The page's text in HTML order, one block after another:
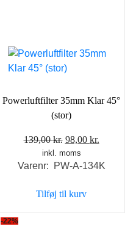
Powerluftfilter 35mm Klar 45°
(stor)
139,00kr. Den
oprindelige
pris
139,00 kr..
98,00 kr.
pris
inkl. moms
Varenr: PW-A-134K
Tilføj til kurv
-22%